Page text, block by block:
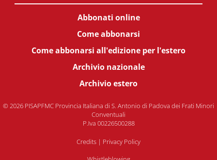
Abbonati online
Come abbonarsi
Come abbonarsi all'edizione per l'estero
Archivio nazionale
Archivio estero
© 2026 PISAPFMC Provincia Italiana di S. Antonio di Padova dei Frati Minori
Conventuali
P.Iva 00226500288
Credits | Privacy Policy